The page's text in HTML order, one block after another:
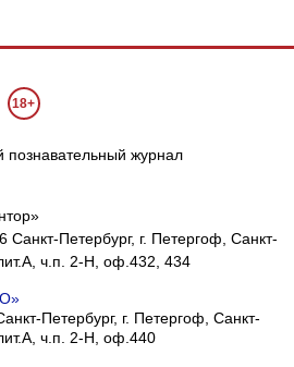
18+
журнал
Санкт-Петербург, г. Петергоф, Санкт-
ч.п. 2-Н, оф.432, 434
Петербург, г. Петергоф, Санкт-
ч.п. 2-Н, оф.440